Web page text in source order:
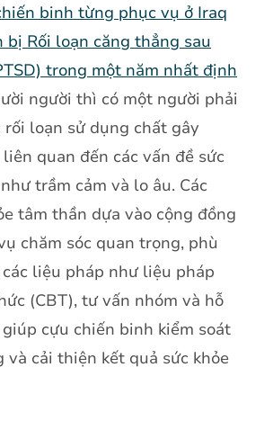
binh từng phục vụ ở Iraq
Rối loạn căng thẳng sau
trong một năm nhất định
người thì có một người phải
rối loạn sử dụng chất gây
quan đến các vấn đề sức
trầm cảm và lo âu. Các
tâm thần dựa vào cộng đồng
chăm sóc quan trọng, phù
liệu pháp như liệu pháp
(CBT), tư vấn nhóm và hỗ
cựu chiến binh kiểm soát
và cải thiện kết quả sức khỏe